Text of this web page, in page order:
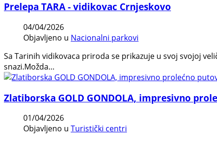
Prelepa TARA - vidikovac Crnjeskovo
04/04/2026
Objavljeno u Nacionalni parkovi
Sa Tarinih vidikovaca priroda se prikazuje u svoj svojoj
snazi.Možda…
Zlatiborska GOLD GONDOLA, impresivno
01/04/2026
Objavljeno u Turistički centri